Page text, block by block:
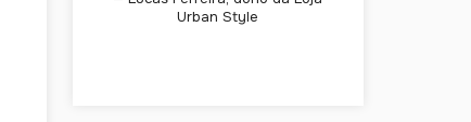
Urban Style